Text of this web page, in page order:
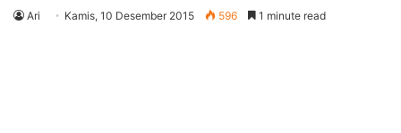
Ari Kamis, 10 Desember 2015 596 1 minute read